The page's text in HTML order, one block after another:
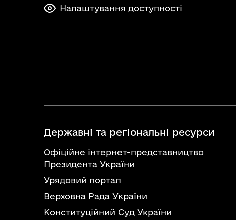
Налаштування доступності
Державні та регіональні ресурси
Офіційне інтернет-представництво
Президента України
Урядовий портал
Верховна Рада України
Конституційний Суд України